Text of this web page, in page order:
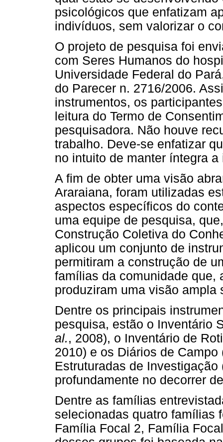
psicológicos que enfatizam
indivíduos, sem valorizar o
O projeto de pesquisa foi
com Seres Humanos do
Universidade Federal do
do Parecer n. 2716/2006.
instrumentos, os
leitura do Termo de
pesquisadora. Não houve
trabalho. Deve-se enfatizar
no intuito de manter íntegra
A fim de obter uma visão
Araraiana, foram utilizadas
aspectos específicos do
uma equipe de pesquisa,
Construção Coletiva do
aplicou um conjunto de
permitiram a construção de
famílias da comunidade que,
produziram uma visão
Dentre os principais
pesquisa, estão o Inventário
al., 2008), o Inventário de
2010) e os Diários de
Estruturadas de
profundamente no decorrer
Dentre as famílias
selecionadas quatro famílias
Família Focal 2, Família